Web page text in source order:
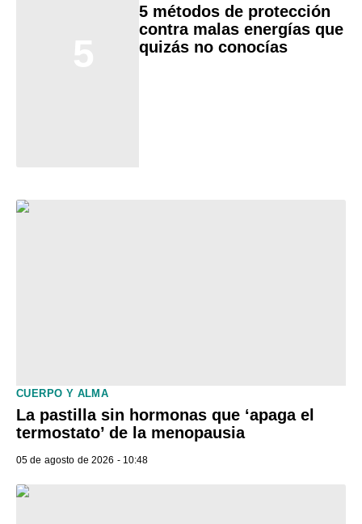
5 métodos de protección
contra malas energías que
quizás no conocías
CUERPO Y ALMA
La pastilla sin hormonas que ‘apaga el
termostato’ de la menopausia
05 de agosto de 2026 - 10:48